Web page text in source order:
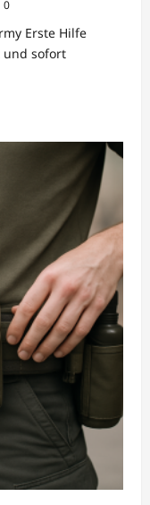
0
Erste Hilfe
und sofort